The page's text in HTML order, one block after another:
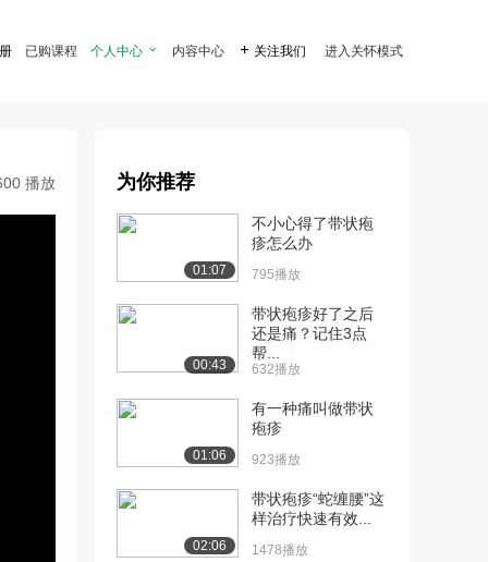
已购课程 个人中心  内容中心  关注我们 进入关怀模式
播放 为你推荐
01:07
不小心得了带状疱
疹怎么办
795播放
00:43
带状疱疹好了之后
还是痛？记住3点
帮...
632播放
01:06
有一种痛叫做带状
疱疹
923播放
02:06
带状疱疹“蛇缠腰”这
样治疗快速有效...
1478播放